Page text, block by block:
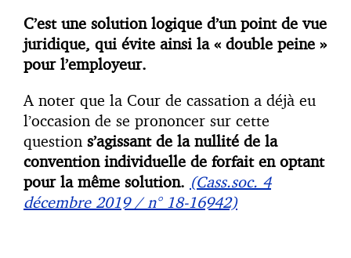
C’est une solution logique d’un point de vue
juridique, qui évite ainsi la « double peine »
pour l’employeur.
A noter que la Cour de cassation a déjà eu
l’occasion de se prononcer sur cette
question s’agissant de la nullité de la
convention individuelle de forfait en optant
pour la même solution. (Cass.soc. 4
décembre 2019 / n° 18-16942)